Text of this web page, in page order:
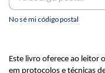
No sé mi código postal
Este livro oferece ao leitor
em protocolos e técnicas